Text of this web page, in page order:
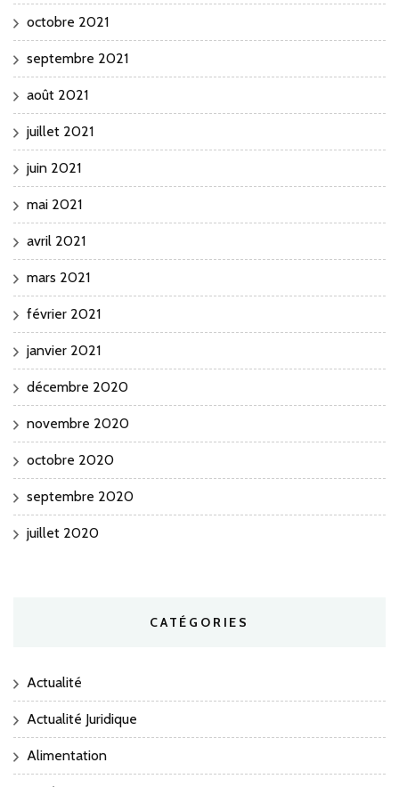
octobre 2021
septembre 2021
août 2021
juillet 2021
juin 2021
mai 2021
avril 2021
mars 2021
février 2021
janvier 2021
décembre 2020
novembre 2020
octobre 2020
septembre 2020
juillet 2020
CATÉGORIES
Actualité
Actualité Juridique
Alimentation